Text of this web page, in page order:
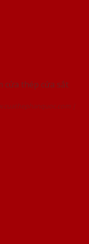
cửa thép cửa sắt
|